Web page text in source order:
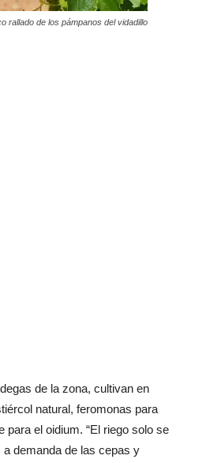
rallado de los pámpanos del vidadillo
de la zona, cultivan en
natural, feromonas para
para el oidium. “El riego solo se
demanda de las cepas y